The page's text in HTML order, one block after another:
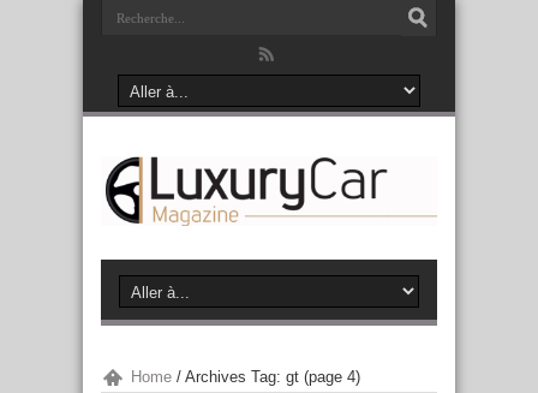
Home / Archives Tag: gt (page 4)